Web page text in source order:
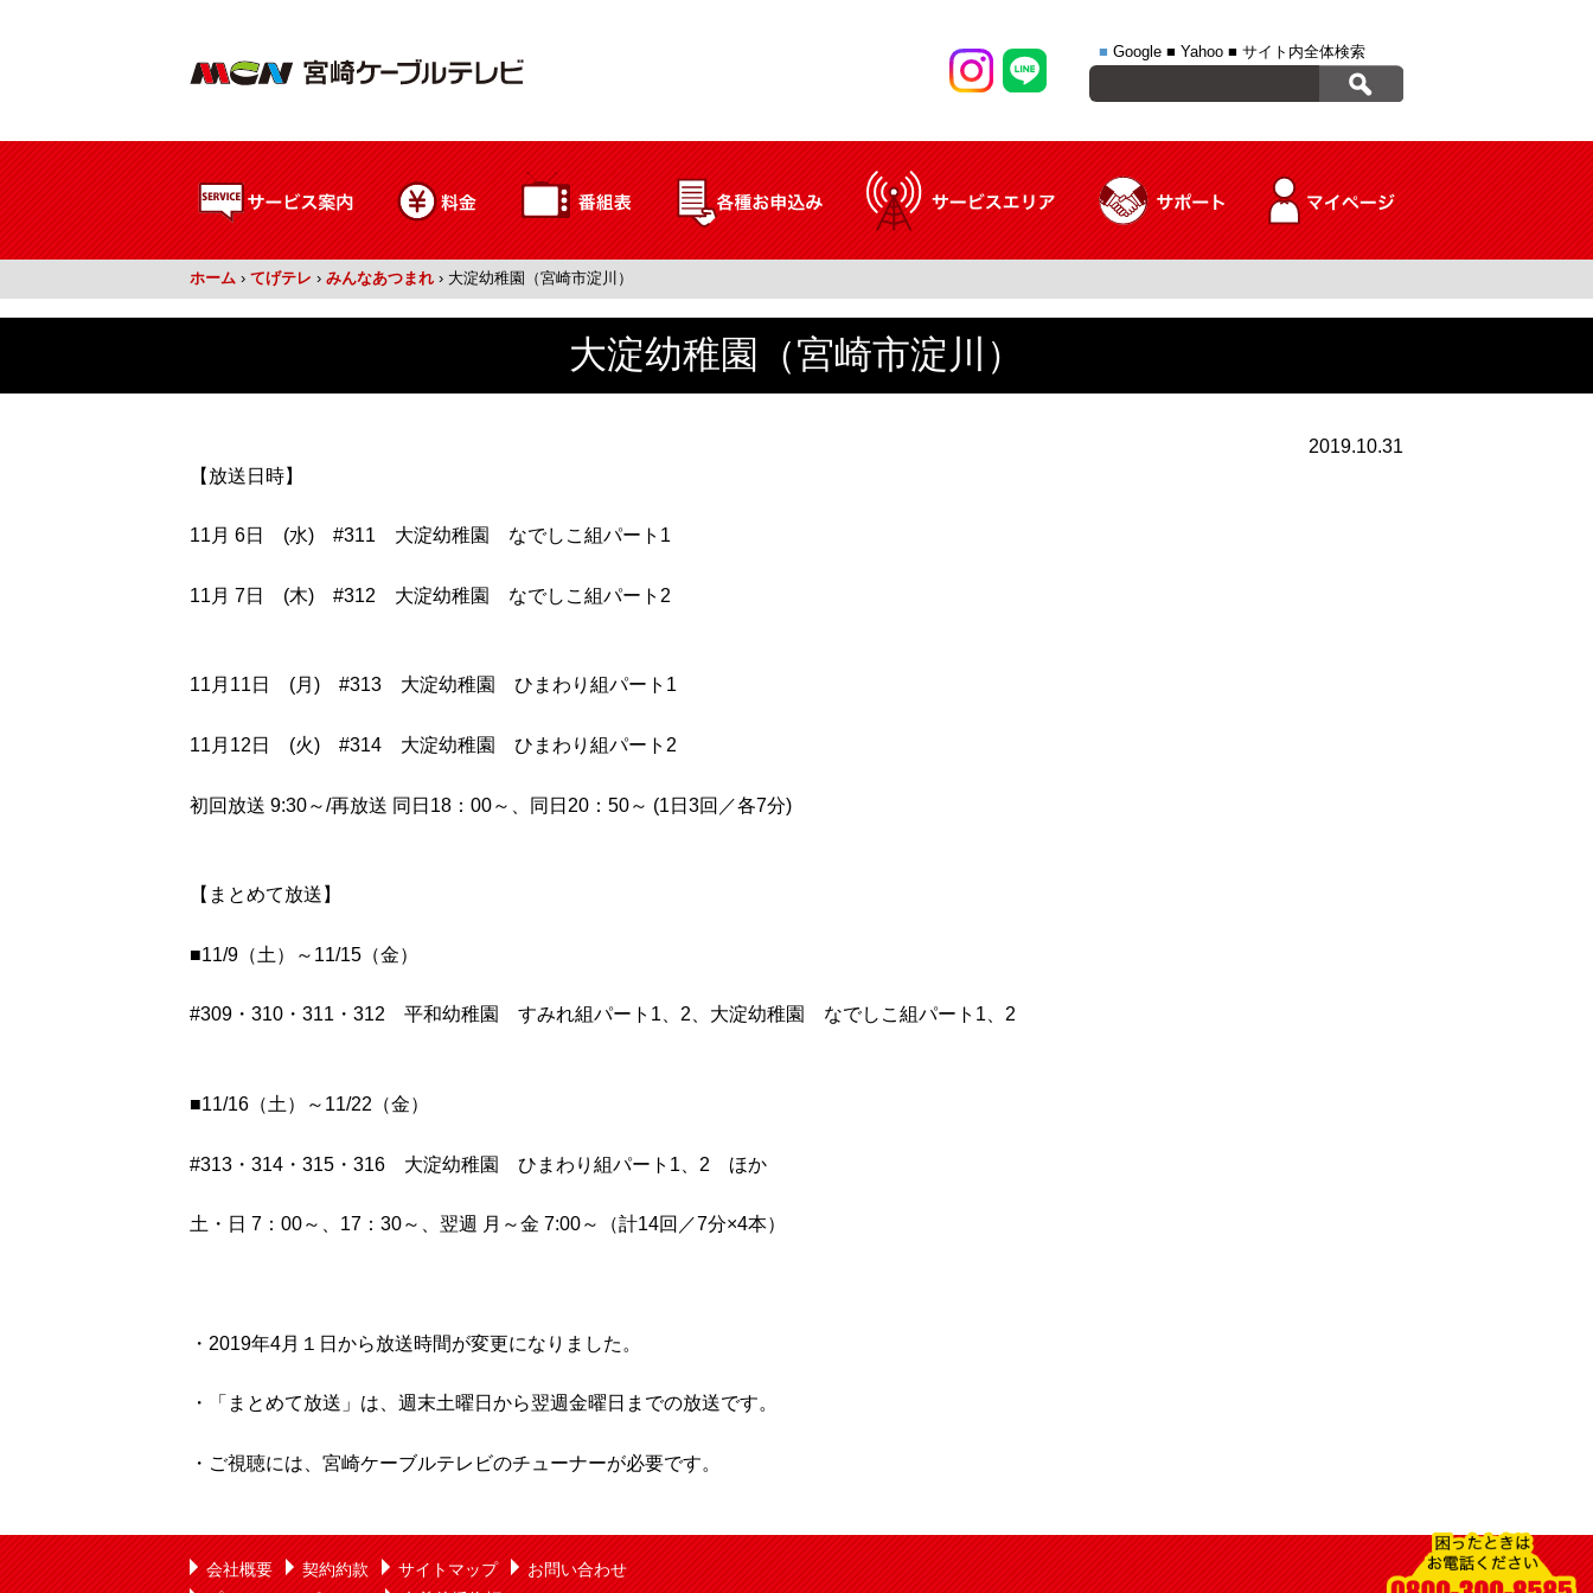
■ Google ■ Yahoo ■ サイト内全体検索
ホーム › てげテレ › みんなあつまれ › 大淀幼稚園（宮崎市淀川）
大淀幼稚園（宮崎市淀川）
2019.10.31
【放送日時】
11月 6日 (水) #311 大淀幼稚園 なでしこ組パート1
11月 7日 (木) #312 大淀幼稚園 なでしこ組パート2
11月11日 (月) #313 大淀幼稚園 ひまわり組パート1
11月12日 (火) #314 大淀幼稚園 ひまわり組パート2
初回放送 9:30～/再放送 同日18：00～、同日20：50～ (1日3回／各7分)
【まとめて放送】
■11/9（土）～11/15（金）
#309・310・311・312 平和幼稚園 すみれ組パート1、2、大淀幼稚園 なでしこ組パート1、2
■11/16（土）～11/22（金）
#313・314・315・316 大淀幼稚園 ひまわり組パート1、2 ほか
土・日 7：00～、17：30～、翌週 月～金 7:00～（計14回／7分×4本）
・2019年4月１日から放送時間が変更になりました。
・「まとめて放送」は、週末土曜日から翌週金曜日までの放送です。
・ご視聴には、宮崎ケーブルテレビのチューナーが必要です。
会社概要 契約約款 サイトマップ
お問い合わせ